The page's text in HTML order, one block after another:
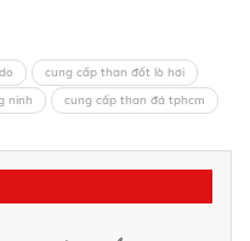
cung cấp than đốt lò hơi
ninh cung cấp than đá tphcm